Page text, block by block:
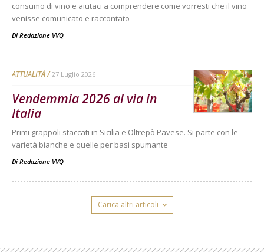
consumo di vino e aiutaci a comprendere come vorresti che il vino
venisse comunicato e raccontato
Di Redazione VVQ
ATTUALITÀ 27 Luglio 2026
Vendemmia 2026 al via in
Italia
Primi grappoli staccati in Sicilia e Oltrepò Pavese. Si parte con le
varietà bianche e quelle per basi spumante
Di Redazione VVQ
Carica altri articoli